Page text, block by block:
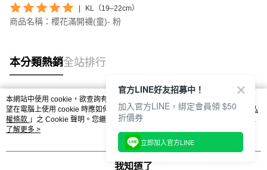
KL（19–22cm）
商品名稱：櫻花滿開襪(童)- 粉
本分類熱銷全站排行
熱門標籤
本網站中使用 cookie，欲查詢有關本網站使用 cookie 方式之詳情，及若您不希
望在電腦上使用 cookie 時應如何變更電腦的 cookie 設定，請參閱本網站「
隱私
權條款 」之 Cookie 聲明。您繼續使用本網站即表示您同意本公司得按本網站使
用條款之 Cookie 聲明使用 cookie。
了解更多 >
我知道了
官方LINE好友招募中！
加入官方LINE，綁定會員領 $50
折價券
立即加入官方LINE